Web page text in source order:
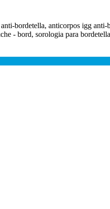
bordetella, anticorpos igg
- bord, sorologia para